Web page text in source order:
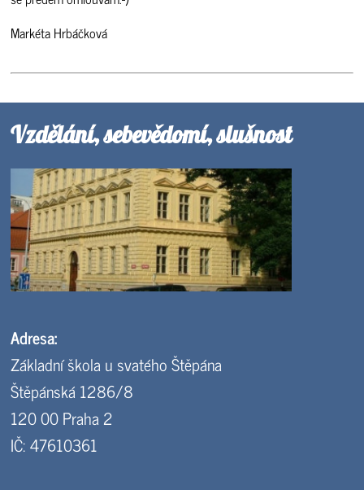
Markéta Hrbáčková
Vzdělání, sebevědomí, slušnost
Adresa:
Základní škola u svatého Štěpána
Štěpánská 1286/8
120 00 Praha 2
IČ: 47610361